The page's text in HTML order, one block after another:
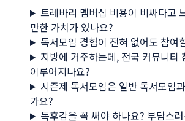
트레바리 멤버십 비용이 비싸다고
만한 가치가 있나요?
독서모임 경험이 전혀 없어도 참여
지방에 거주하는데, 전국 커뮤니티
이루어지나요?
시즌제 독서모임은 일반 독서모임
가요?
독후감을 꼭 써야 하나요? 부담스